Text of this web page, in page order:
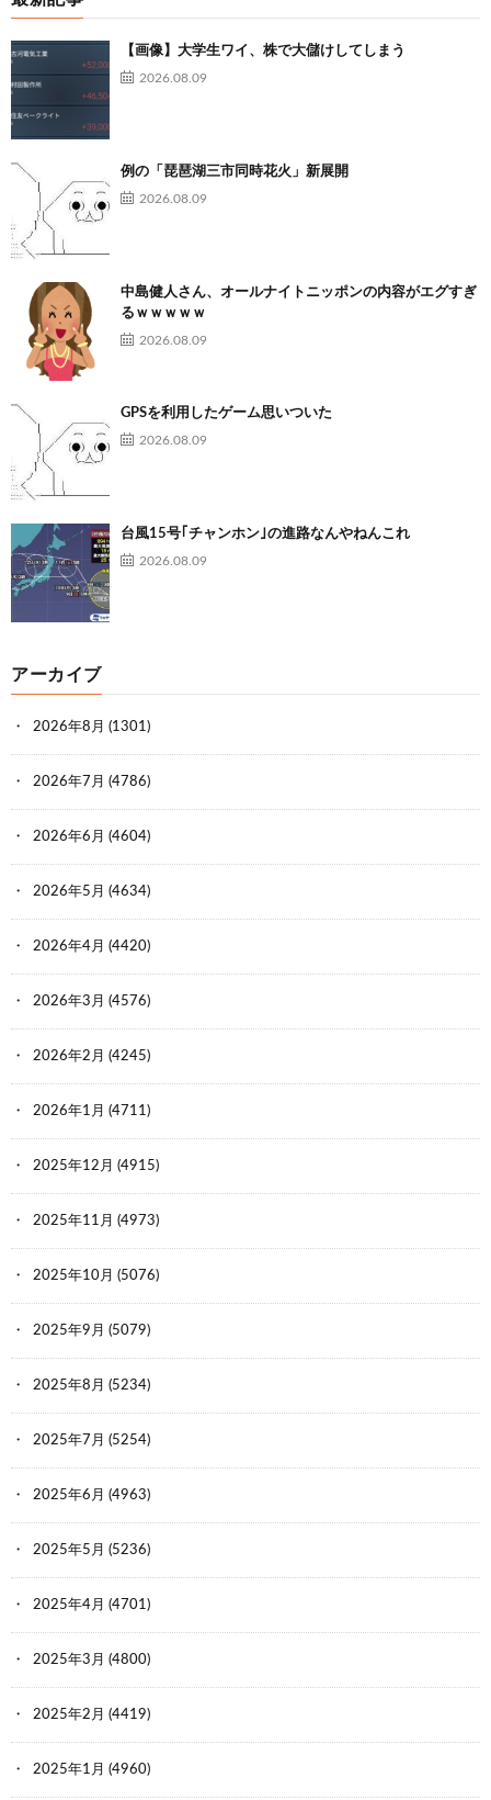
【画像】大学生ワイ、株で大儲けしてしまう
2026.08.09
例の「琵琶湖三市同時花火」新展開
2026.08.09
中島健人さん、オールナイトニッポンの内容がエグすぎ
るｗｗｗｗｗ
2026.08.09
GPSを利用したゲーム思いついた
2026.08.09
台風15号｢チャンホン｣の進路なんやねんこれ
2026.08.09
アーカイブ
2026年8月 (1301)
2026年7月 (4786)
2026年6月 (4604)
2026年5月 (4634)
2026年4月 (4420)
2026年3月 (4576)
2026年2月 (4245)
2026年1月 (4711)
2025年12月 (4915)
2025年11月 (4973)
2025年10月 (5076)
2025年9月 (5079)
2025年8月 (5234)
2025年7月 (5254)
2025年6月 (4963)
2025年5月 (5236)
2025年4月 (4701)
2025年3月 (4800)
2025年2月 (4419)
2025年1月 (4960)